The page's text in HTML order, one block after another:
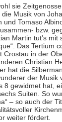
sie
die Musik von
und Tomaso
bzw.
Martin tut’s mit
Das Tertium
Crostau in der
Christian
hat die
der Musik
8 gewidmet hat,
Suiten. So
– so auch der
weiter fördert.